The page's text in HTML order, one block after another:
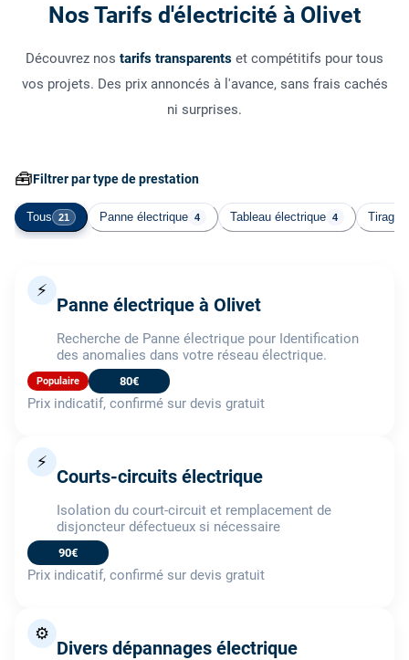
Nos Tarifs d'électricité à Olivet
Découvrez nos tarifs transparents et compétitifs pour tous
vos projets. Des prix annoncés à l'avance, sans frais cachés
ni surprises.
🧰Filtrer par type de prestation
Tous 21 Panne électrique 4 Tableau électrique 4 Tirage
⚡
Panne électrique à Olivet
Recherche de Panne électrique pour Identification
des anomalies dans votre réseau électrique.
Populaire 80€
Prix indicatif, confirmé sur devis gratuit
⚡
Courts-circuits électrique
Isolation du court-circuit et remplacement de
disjoncteur défectueux si nécessaire
90€
Prix indicatif, confirmé sur devis gratuit
⚙️
Divers dépannages électrique